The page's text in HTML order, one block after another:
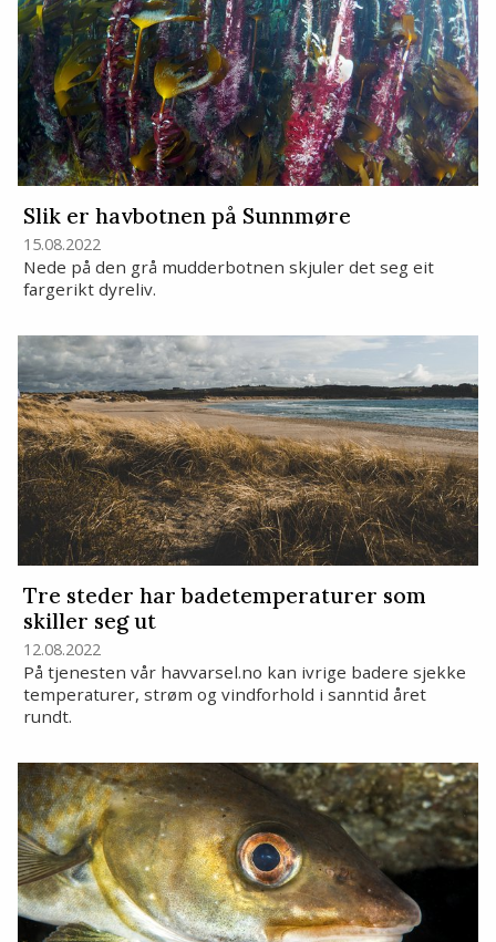
Slik er havbotnen på Sunnmøre
15.08.2022
Nede på den grå mudderbotnen skjuler det seg eit
fargerikt dyreliv.
Tre steder har badetemperaturer som
skiller seg ut
12.08.2022
På tjenesten vår havvarsel.no kan ivrige badere sjekke
temperaturer, strøm og vindforhold i sanntid året
rundt.